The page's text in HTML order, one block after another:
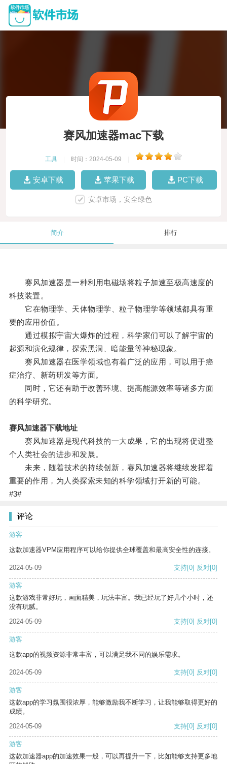
赛风加速器mac下载
工具 时间：2024-05-09
安卓下载 苹果下载 PC下载
安卓市场，安全绿色
简介 排行
赛风加速器是一种利用电磁场将粒子加速至极高速度的
科技装置。
它在物理学、天体物理学、粒子物理学等领域都具有重
要的应用价值。
通过模拟宇宙大爆炸的过程，科学家们可以了解宇宙的
起源和演化规律，探索黑洞、暗能量等神秘现象。
赛风加速器在医学领域也有着广泛的应用，可以用于癌
症治疗、新药研发等方面。
同时，它还有助于改善环境、提高能源效率等诸多方面
的科学研究。
赛风加速器下载地址
赛风加速器是现代科技的一大成果，它的出现将促进整
个人类社会的进步和发展。
未来，随着技术的持续创新，赛风加速器将继续发挥着
重要的作用，为人类探索未知的科学领域打开新的可能。
#3#
评论
游客
这款加速器VPM应用程序可以给你提供全球覆盖和最高安全性的连接。
2024-05-09 支持[0] 反对[0]
游客
这款游戏非常好玩，画面精美，玩法丰富。我已经玩了好几个小时，还
没有玩腻。
2024-05-09
支持[0] 反对[0]
游客
这款app的视频资源非常丰富，可以满足我不同的娱乐需求。
2024-05-09 支持[0] 反对[0]
游客
这款app的学习氛围很浓厚，能够激励我不断学习，让我能够取得更好的
成绩。
2024-05-09
支持[0] 反对[0]
游客
这款加速器app的加速效果一般，可以再提升一下，比如能够支持更多地